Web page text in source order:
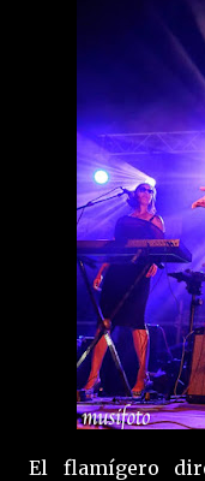
El flamígero